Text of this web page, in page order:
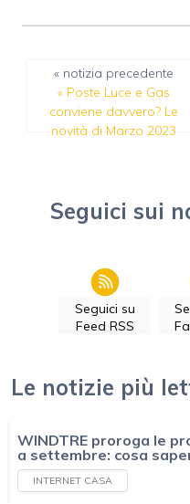
« notizia precedente
« Poste Luce e Gas
conviene davvero? Le
novità di Marzo 2023
Seguici sui
Seguici su
Feed RSS
Le notizie più
WINDTRE proroga le
a settembre: cosa
INTERNET CASA